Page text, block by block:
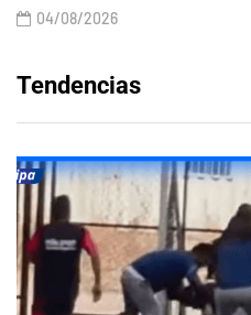
04/08/2026
Tendencias